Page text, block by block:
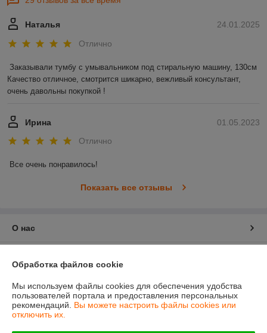
24.01.2025
Наталья
Отлично
Заказывали тумбу с умывальником под стиральную машину, 130см
Качество отличное, смотрится шикарно, вежливый консультант,
очень давольны покупкой !
01.05.2023
Ирина
Отлично
Все очень понравилось!
Показать все отзывы
О нас
Доставка и оплата
График работы
Обработка файлов cookie
Мы используем файлы cookies для обеспечения удобства
пользователей портала и предоставления персональных
рекомендаций. Вы можете настроить файлы cookies или
отключить их.